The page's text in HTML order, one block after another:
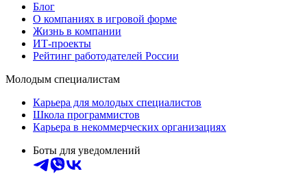
Блог
О компаниях в игровой форме
Жизнь в компании
ИТ-проекты
Рейтинг работодателей России
Молодым специалистам
Карьера для молодых специалистов
Школа программистов
Карьера в некоммерческих организациях
Боты для уведомлений